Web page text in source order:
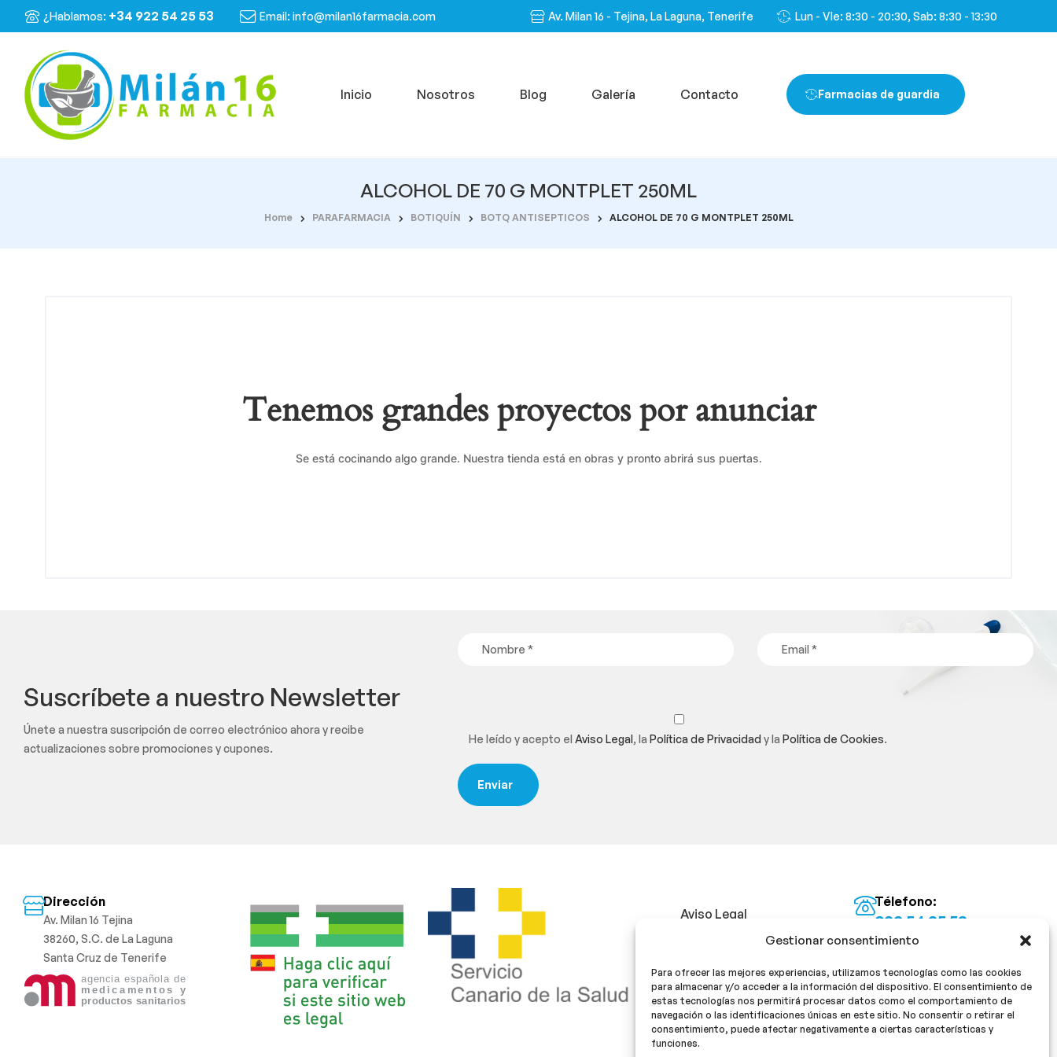
Gestionar consentimiento
Para ofrecer las mejores experiencias, utilizamos tecnologías como las cookies
para almacenar y/o acceder a la información del dispositivo. El consentimiento de
estas tecnologías nos permitirá procesar datos como el comportamiento de
navegación o las identificaciones únicas en este sitio. No consentir o retirar el
consentimiento, puede afectar negativamente a ciertas características y
funciones.
¿Hablamos: +34 922 54 25 53 Email: info@milan16farmacia.com Av. Milan 16 - Tejina, La Laguna, Tenerife Lun - VIe: 8:30 - 20:30, Sab: 8:30 - 13:30
Inicio Nosotros Blog Galería Contacto Farmacias de guardia
ALCOHOL DE 70 G MONTPLET 250ML
Home PARAFARMACIA BOTIQUÍN BOTQ ANTISEPTICOS ALCOHOL DE 70 G MONTPLET 250ML
Tenemos grandes proyectos por anunciar
Se está cocinando algo grande. Nuestra tienda está en obras y pronto abrirá sus puertas.
Suscríbete a nuestro Newsletter
Únete a nuestra suscripción de correo electrónico ahora y recibe
actualizaciones sobre promociones y cupones.
He leído y acepto elAviso Legal, laPolítica de Privacidady laPolítica de Cookies.
Dirección
Av. Milan 16 Tejina
38260, S.C. de La Laguna
Santa Cruz de Tenerife
Aviso Legal
Política de Privacidad
Política de cookies
Télefono:
922 54 25 53
Email:
¡Síguenos!